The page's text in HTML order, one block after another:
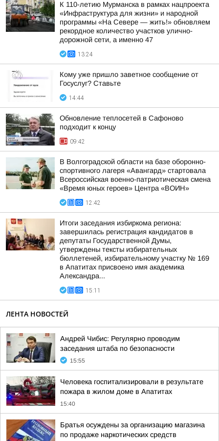
К 110-летию Мурманска в рамках нацпроекта
«Инфраструктура для жизни» и народной
программы «На Севере — жить!» обновляем
рекордное количество участков улично-
дорожной сети, а именно 47
13:24
Кому уже пришло заветное сообщение от
Госуслуг? Ставьте
14:44
Обновление теплосетей в Сафоново
подходит к концу
09:42
В Волгоградской области на базе оборонно-
спортивного лагеря «Авангард» стартовала
Всероссийская военно-патриотическая смена
«Время юных героев» Центра «ВОИН»
12:42
Итоги заседания избиркома региона:
завершилась регистрация кандидатов в
депутаты Государственной Думы,
утверждены тексты избирательных
бюллетеней, избирательному участку № 169
в Апатитах присвоено имя академика
Александра...
15:11
ЛЕНТА НОВОСТЕЙ
Андрей Чибис: Регулярно проводим
заседания штаба по безопасности
15:55
Человека госпитализировали в результате
пожара в жилом доме в Апатитах
15:40
Братья осуждены за организацию магазина
по продаже наркотических средств